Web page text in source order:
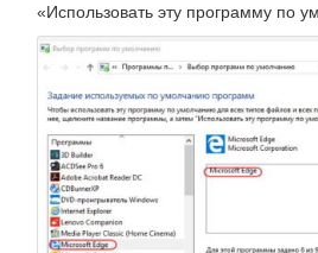
«Использовать эту программу по